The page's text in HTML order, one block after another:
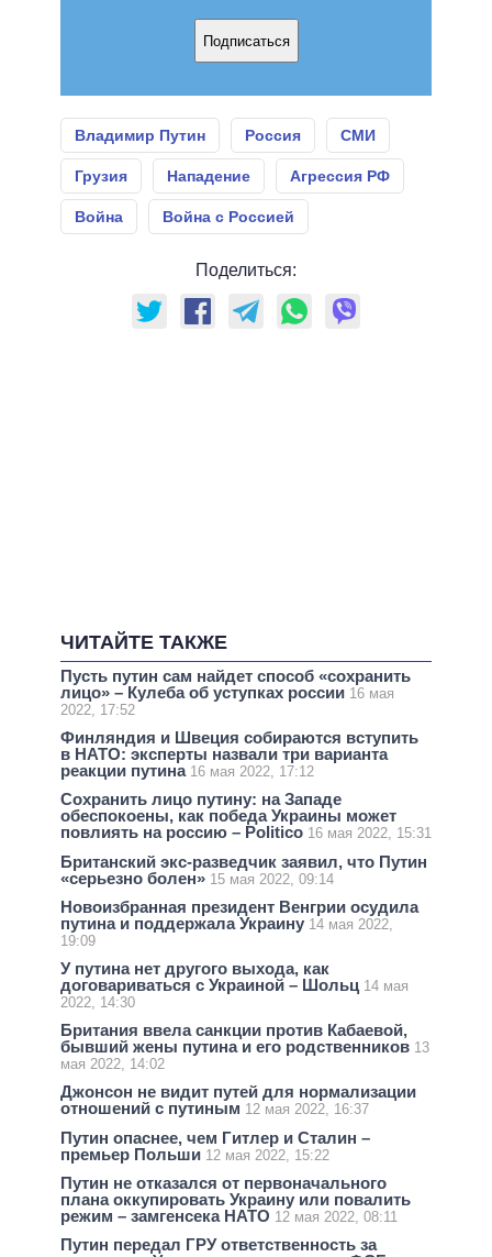
Подписаться
Владимир Путин Россия СМИ
Грузия Нападение Агрессия РФ
Война Война с Россией
Поделиться:
ЧИТАЙТЕ ТАКЖЕ
Пусть путин сам найдет способ «сохранить
лицо» – Кулеба об уступках россии 16 мая
2022, 17:52
Финляндия и Швеция собираются вступить
в НАТО: эксперты назвали три варианта
реакции путина 16 мая 2022, 17:12
Сохранить лицо путину: на Западе
обеспокоены, как победа Украины может
повлиять на россию – Politico 16 мая 2022, 15:31
Британский экс-разведчик заявил, что Путин
«серьезно болен» 15 мая 2022, 09:14
Новоизбранная президент Венгрии осудила
путина и поддержала Украину 14 мая 2022,
19:09
У путина нет другого выхода, как
договариваться с Украиной – Шольц 14 мая
2022, 14:30
Британия ввела санкции против Кабаевой,
бывший жены путина и его родственников 13
мая 2022, 14:02
Джонсон не видит путей для нормализации
отношений с путиным 12 мая 2022, 16:37
Путин опаснее, чем Гитлер и Сталин –
премьер Польши 12 мая 2022, 15:22
Путин не отказался от первоначального
плана оккупировать Украину или повалить
режим – замгенсека НАТО 12 мая 2022, 08:11
Путин передал ГРУ ответственность за